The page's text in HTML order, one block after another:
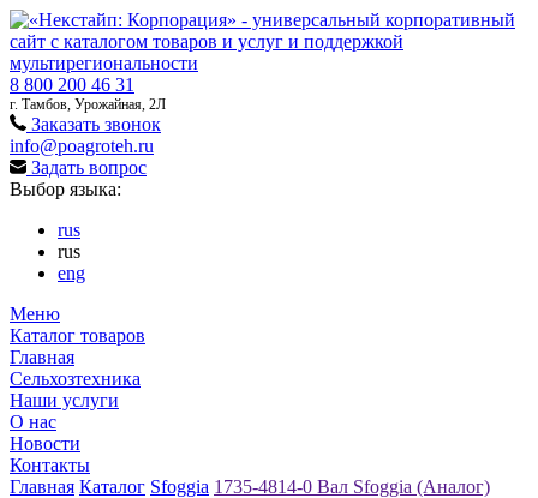
8 800 200 46 31
г. Тамбов, Урожайная, 2Л
Заказать звонок
info@poagroteh.ru
Задать вопрос
Выбор языка:
rus
rus
eng
Меню
Каталог товаров
Главная
Сельхозтехника
Наши услуги
О нас
Новости
Контакты
Главная Каталог Sfoggia 1735-4814-0 Вал Sfoggia (Аналог)